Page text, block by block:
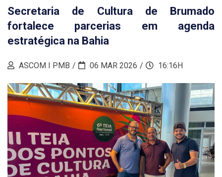
Secretaria de Cultura de Brumado
fortalece parcerias em agenda
estratégica na Bahia
ASCOM I PMB 06 MAR 2026 16:16H